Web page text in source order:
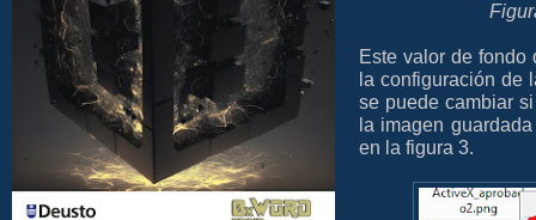
Este valor de fondo
la configuración de
se puede cambiar
la imagen
en la figura 3.